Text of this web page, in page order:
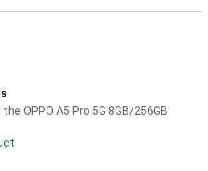
OPPO A5 Pro 5G 8GB/256GB